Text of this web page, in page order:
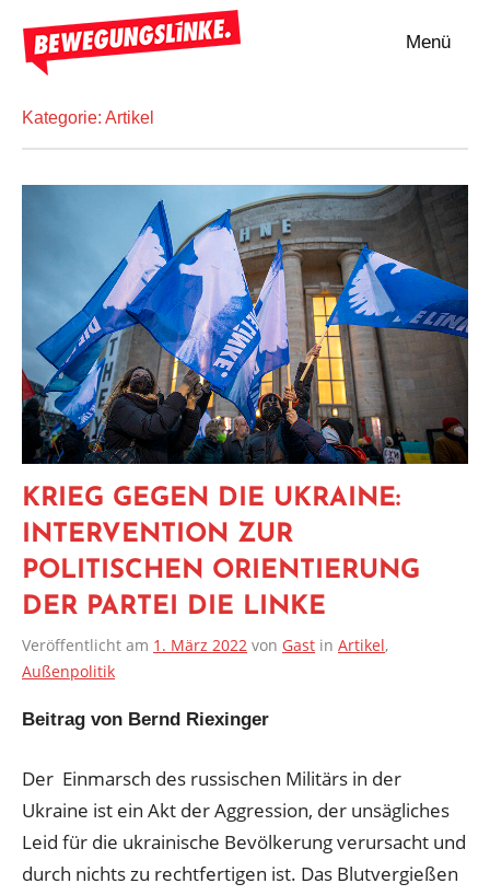
Inhalt
springen
Bewegungslinke
Menü
Kategorie: Artikel
KRIEG GEGEN DIE UKRAINE:
INTERVENTION ZUR
POLITISCHEN ORIENTIERUNG
DER PARTEI DIE LINKE
Veröffentlicht am 1. März 2022 von Gast in Artikel,
Außenpolitik
Beitrag von Bernd Riexinger
Der Einmarsch des russischen Militärs in der
Ukraine ist ein Akt der Aggression, der unsägliches
Leid für die ukrainische Bevölkerung verursacht und
durch nichts zu rechtfertigen ist. Das Blutvergießen